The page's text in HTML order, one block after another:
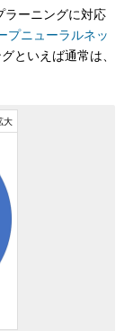
ラーニングに対応
プニューラルネッ
といえば通常は、